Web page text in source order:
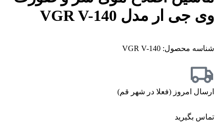
وی جی ار مدل VGR V-140
شناسه محصول: VGR V-140
ارسال امروز (فعلا در شهر قم)
تماس بگیرید